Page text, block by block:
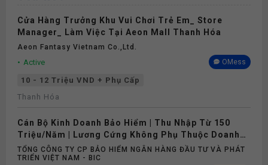
Cửa Hàng Trưởng Khu Vui Chơi Trẻ Em_ Store
Manager_ Làm Việc Tại Aeon Mall Thanh Hóa
Aeon Fantasy Vietnam Co.,ltd.
Active OMess
10 - 12 Triệu VND + Phụ Cấp
Thanh Hóa
Cán Bộ Kinh Doanh Bảo Hiểm | Thu Nhập Từ 150
Triệu/Năm | Lương Cứng Không Phụ Thuộc Doanh
Số
TỔNG CÔNG TY CP BẢO HIỂM NGÂN HÀNG ĐẦU TƯ VÀ PHÁT
TRIỂN VIỆT NAM - BIC